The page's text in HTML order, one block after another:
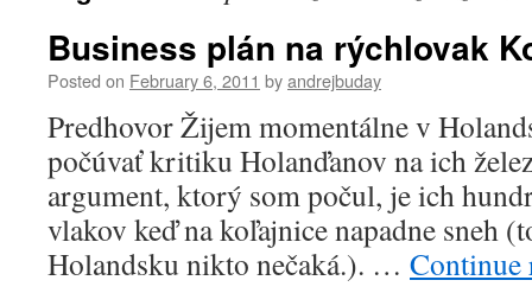
Business plán na rýchlovak
Posted on February 6, 2011 byandrejbuday
Predhovor Žijem momentálne v
počúvať kritiku Holanďanov na ich
argument, ktorý som počul, je ich
vlakov keď na koľajnice napadne sneh
Holandsku nikto nečaká.). …